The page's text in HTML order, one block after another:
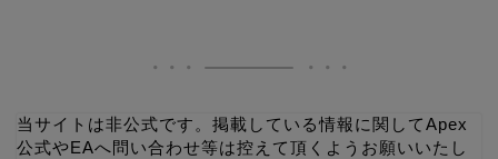
当サイトは非公式です。掲載している情報に関してApex
公式やEAへ問い合わせ等は控えて頂くようお願いいたし